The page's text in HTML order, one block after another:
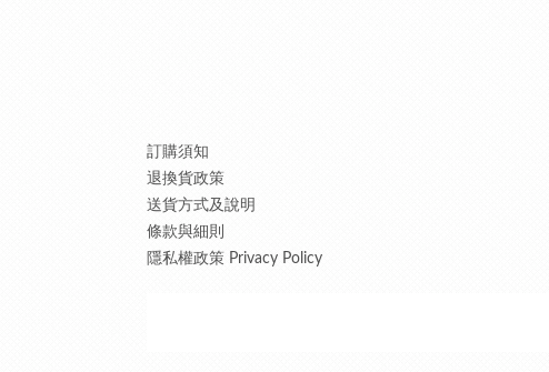
訂購須知
退換貨政策
送貨方式及說明
條款與細則
隱私權政策 Privacy Policy